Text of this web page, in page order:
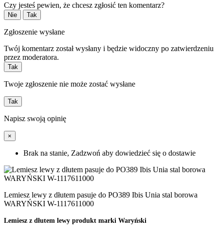
Czy jesteś pewien, że chcesz zgłosić ten komentarz?
Nie Tak
Zgłoszenie wysłane
Twój komentarz został wysłany i będzie widoczny po zatwierdzeniu
przez moderatora.
Tak
Twoje zgłoszenie nie może zostać wysłane
Tak
Napisz swoją opinię
×
Brak na stanie, Zadzwoń aby dowiedzieć się o dostawie
Lemiesz lewy z dłutem pasuje do PO389 Ibis Unia stal borowa
WARYŃSKI W-1117611000
Lemiesz z dłutem lewy produkt marki Waryński